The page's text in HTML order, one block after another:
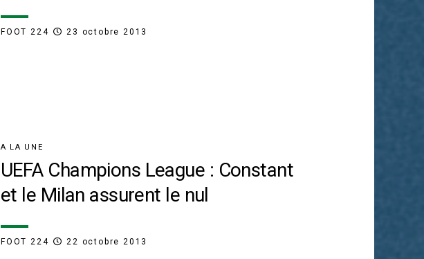
FOOT 224 23 octobre 2013
A LA UNE
UEFA Champions League : Constant
et le Milan assurent le nul
FOOT 224 22 octobre 2013